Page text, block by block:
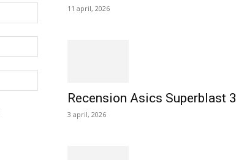
11 april, 2026
Recension Asics Superblast 3
3 april, 2026